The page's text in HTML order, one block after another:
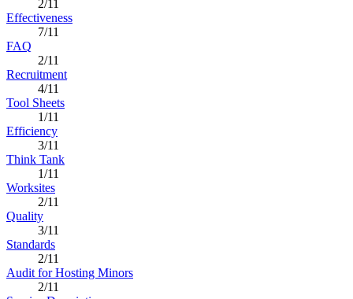
2/11
Effectiveness
7/11
FAQ
2/11
Recruitment
4/11
Tool Sheets
1/11
Efficiency
3/11
Think Tank
1/11
Worksites
2/11
Quality
3/11
Standards
2/11
Audit for Hosting Minors
2/11